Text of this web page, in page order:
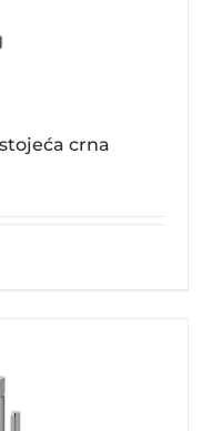
crna